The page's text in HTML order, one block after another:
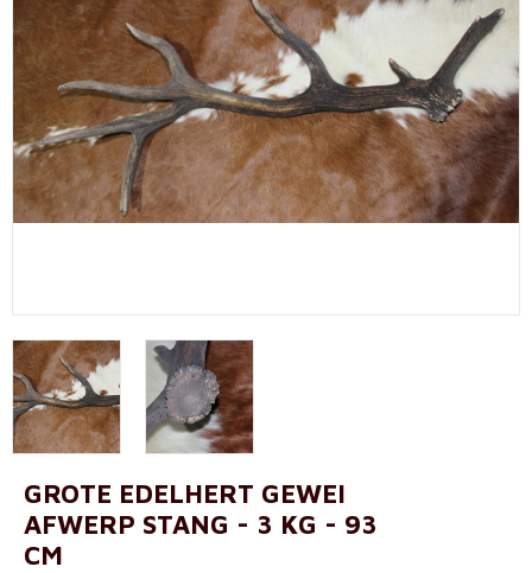
GROTE EDELHERT GEWEI
AFWERP STANG - 3 KG - 93
CM